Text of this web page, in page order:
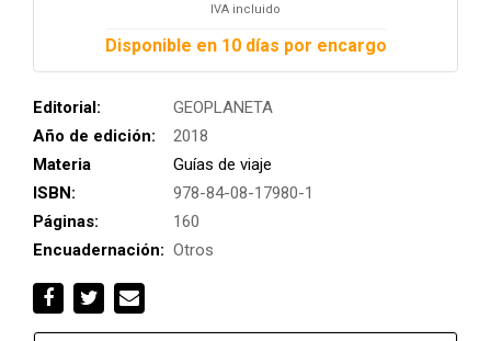
IVA incluido
Disponible en 10 días por encargo
Editorial:
GEOPLANETA
Año de edición:
2018
Materia
Guías de viaje
ISBN:
978-84-08-17980-1
Páginas:
160
Encuadernación: Otros